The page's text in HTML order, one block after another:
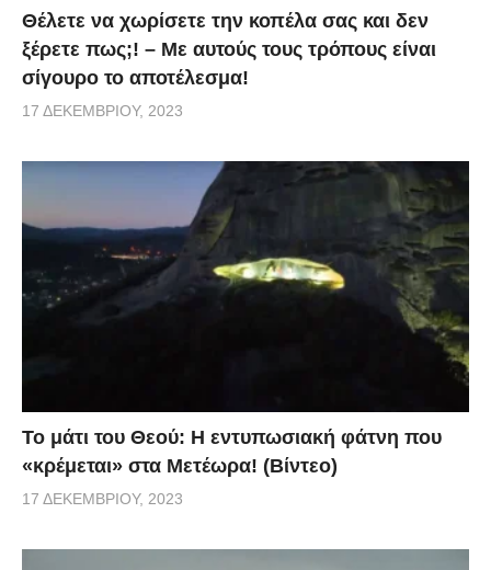
Θέλετε να χωρίσετε την κοπέλα σας και δεν
ξέρετε πως;! – Με αυτούς τους τρόπους είναι
σίγουρο το αποτέλεσμα!
17 ΔΕΚΕΜΒΡΊΟΥ, 2023
Το μάτι του Θεού: Η εντυπωσιακή φάτνη που
«κρέμεται» στα Μετέωρα! (Βίντεο)
17 ΔΕΚΕΜΒΡΊΟΥ, 2023